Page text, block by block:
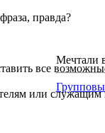
правда?
все
или
Мечтали